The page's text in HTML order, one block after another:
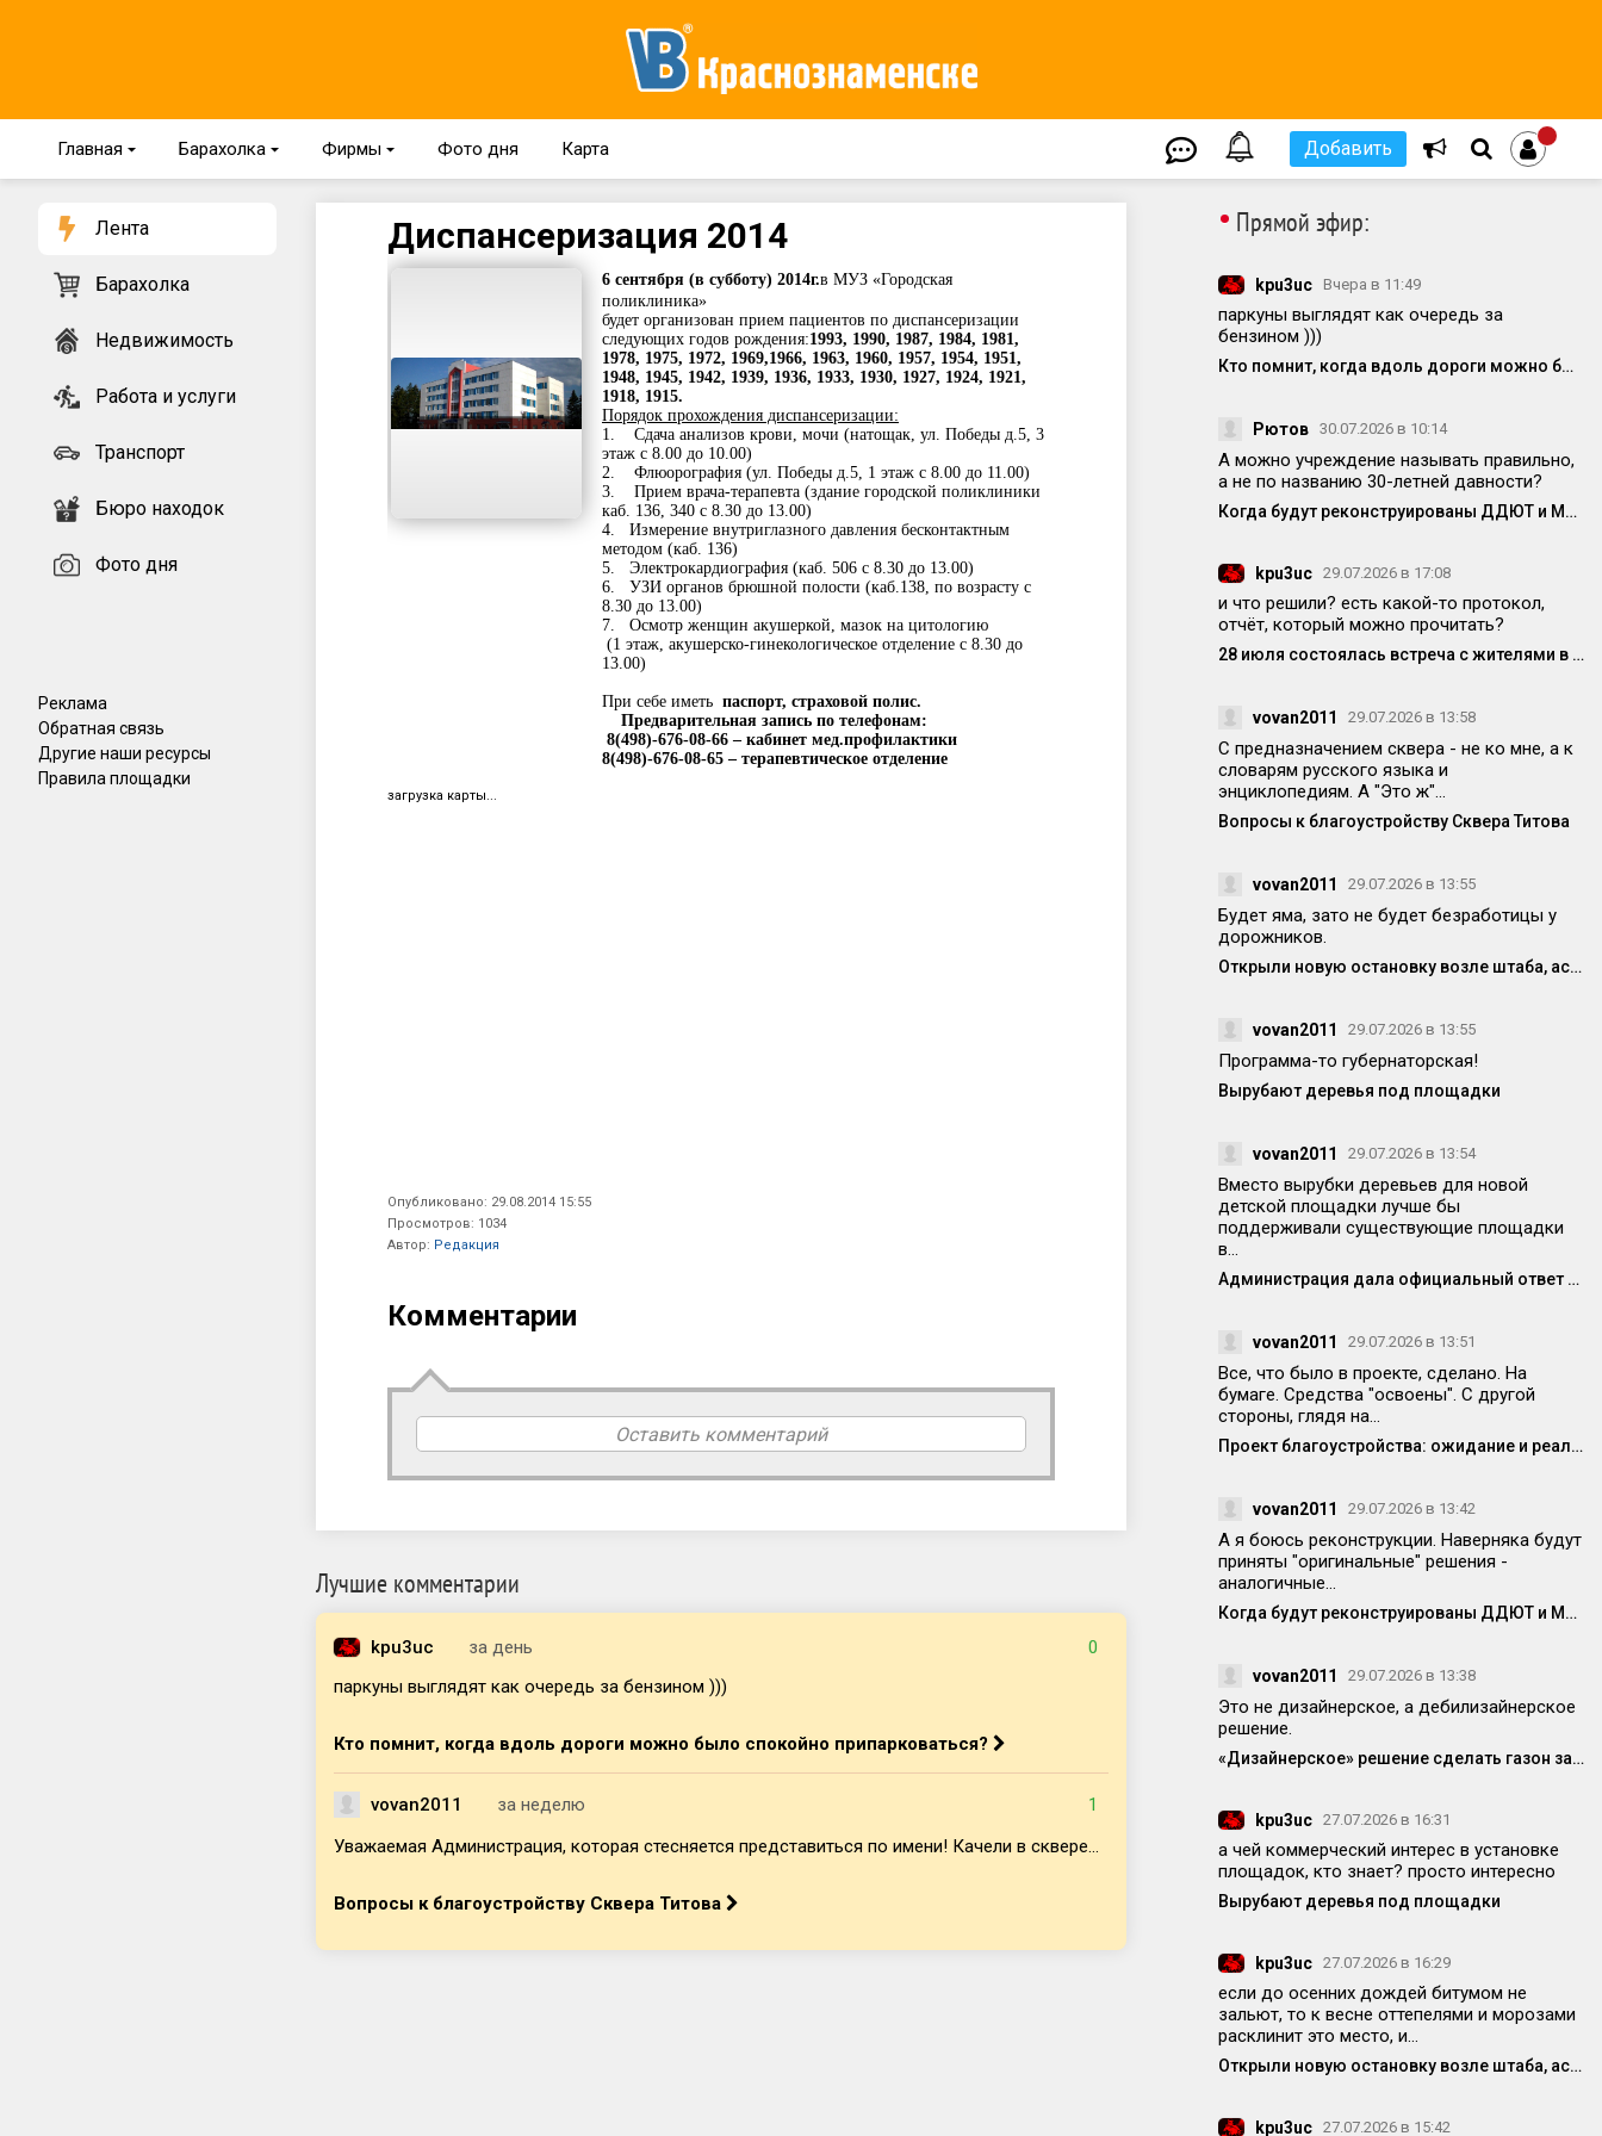
Главная { Барахолка { Фирмы { Фото дня Карта Добавить
Лента
Барахолка
Недвижимость
Работа и услуги
Транспорт
Бюро находок
Фото дня
Реклама
Обратная связь
Другие наши ресурсы
Правила площадки
Диспансеризация 2014
6 сентября (в субботу) 2014г.в МУЗ «Городская
поликлиника»
будет организован прием пациентов по диспансеризации
следующих годов рождения:1993, 1990, 1987, 1984, 1981,
1978, 1975, 1972, 1969,1966, 1963, 1960, 1957, 1954, 1951,
1948, 1945, 1942, 1939, 1936, 1933, 1930, 1927, 1924, 1921,
1918, 1915.
Порядок прохождения диспансеризации:
1. Сдача анализов крови, мочи (натощак, ул. Победы д.5, 3
этаж с 8.00 до 10.00)
2. Флюорография (ул. Победы д.5, 1 этаж с 8.00 до 11.00)
3. Прием врача-терапевта (здание городской поликлиники
каб. 136, 340 с 8.30 до 13.00)
4. Измерение внутриглазного давления бесконтактным
методом (каб. 136)
5. Электрокардиография (каб. 506 с 8.30 до 13.00)
6. УЗИ органов брюшной полости (каб.138, по возрасту с
8.30 до 13.00)
7. Осмотр женщин акушеркой, мазок на цитологию
(1 этаж, акушерско-гинекологическое отделение с 8.30 до
13.00)
При себе иметь паспорт, страховой полис.
Предварительная запись по телефонам:
8(498)-676-08-66 – кабинет мед.профилактики
8(498)-676-08-65 – терапевтическое отделение
загрузка карты...
Опубликовано: 29.08.2014 15:55
Просмотров: 1034
Автор: Редакция
Комментарии
Оставить комментарий
Лучшие комментарии
kpu3uc за день
0
паркуны выглядят как очередь за бензином )))
Кто помнит, когда вдоль дороги можно было спокойно припарковаться?
vovan2011 за неделю
1
Уважаемая Администрация, которая стесняется представиться по имени! Качели в сквере...
Вопросы к благоустройству Сквера Титова
• Прямой эфир:
kpu3uc Вчера в 11:49
паркуны выглядят как очередь за
бензином )))
Кто помнит, когда вдоль дороги можно было спокойно припарковаться?
Рютов 30.07.2026 в 10:14
А можно учреждение называть правильно,
а не по названию 30-летней давности?
Когда будут реконструированы ДДЮТ и МЦ?
kpu3uc 29.07.2026 в 17:08
и что решили? есть какой-то протокол,
отчёт, который можно прочитать?
28 июля состоялась встреча с жителями в формате «выездной администрации»
vovan2011 29.07.2026 в 13:58
С предназначением сквера - не ко мне, а к
словарям русского языка и
энциклопедиям. А "Это ж"...
Вопросы к благоустройству Сквера Титова
vovan2011 29.07.2026 в 13:55
Будет яма, зато не будет безработицы у
дорожников.
Открыли новую остановку возле штаба, асфальт уже просел! Кто-то отвечает за качество работ?
vovan2011 29.07.2026 в 13:55
Программа-то губернаторская!
Вырубают деревья под площадки
vovan2011 29.07.2026 в 13:54
Вместо вырубки деревьев для новой
детской площадки лучше бы
поддерживали существующие площадки
в...
Администрация дала официальный ответ по поводу спила деревьев на Победе 14
vovan2011 29.07.2026 в 13:51
Все, что было в проекте, сделано. На
бумаге. Средства "освоены". С другой
стороны, глядя на...
Проект благоустройства: ожидание и реальность
vovan2011 29.07.2026 в 13:42
А я боюсь реконструкции. Наверняка будут
приняты "оригинальные" решения -
аналогичные...
Когда будут реконструированы ДДЮТ и МЦ?
vovan2011 29.07.2026 в 13:38
Это не дизайнерское, а дебилизайнерское
решение.
«Дизайнерское» решение сделать газон заставляет людей прыгать через бордюр или выходить навстречу потоку машин
kpu3uc 27.07.2026 в 16:31
а чей коммерческий интерес в установке
площадок, кто знает? просто интересно
Вырубают деревья под площадки
kpu3uc 27.07.2026 в 16:29
если до осенних дождей битумом не
зальют, то к весне оттепелями и морозами
расклинит это место, и...
Открыли новую остановку возле штаба, асфальт уже просел! Кто-то отвечает за качество работ?
kpu3uc 27.07.2026 в 15:42